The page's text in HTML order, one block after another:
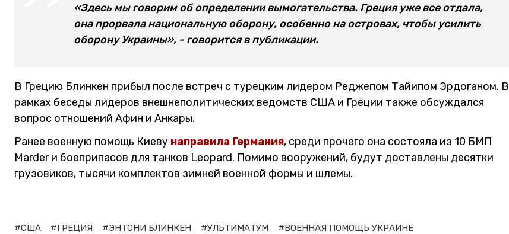
«Здесь мы говорим об определении вымогательства. Греция уже все отдала,
она прорвала национальную оборону, особенно на островах, чтобы усилить
оборону Украины», - говорится в публикации.
В Грецию Блинкен прибыл после встреч с турецким лидером Реджепом Тайипом Эрдоганом. В
рамках беседы лидеров внешнеполитических ведомств США и Греции также обсуждался
вопрос отношений Афин и Анкары.
Ранее военную помощь Киеву направила Германия, среди прочего она состояла из 10 БМП
Marder и боеприпасов для танков Leopard. Помимо вооружений, будут доставлены десятки
грузовиков, тысячи комплектов зимней военной формы и шлемы.
#США #ГРЕЦИЯ #ЭНТОНИ БЛИНКЕН #УЛЬТИМАТУМ #ВОЕННАЯ ПОМОЩЬ УКРАИНЕ